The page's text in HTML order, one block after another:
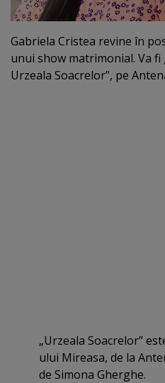
Gabriela Cristea revine în
unui show matrimonial. Va
Urzeala Soacrelor”, pe
„Urzeala Soacrelor”
ului Mireasa, de la
de Simona Gherghe.